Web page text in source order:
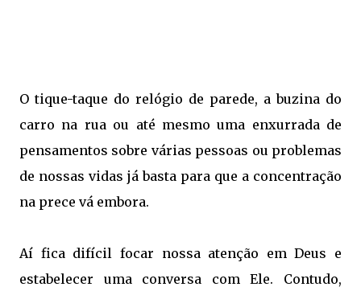
O tique-taque do relógio de parede, a buzina do
carro na rua ou até mesmo uma enxurrada de
pensamentos sobre várias pessoas ou problemas
de nossas vidas já basta para que a concentração
na prece vá embora.
Aí fica difícil focar nossa atenção em Deus e
estabelecer uma conversa com Ele. Contudo,